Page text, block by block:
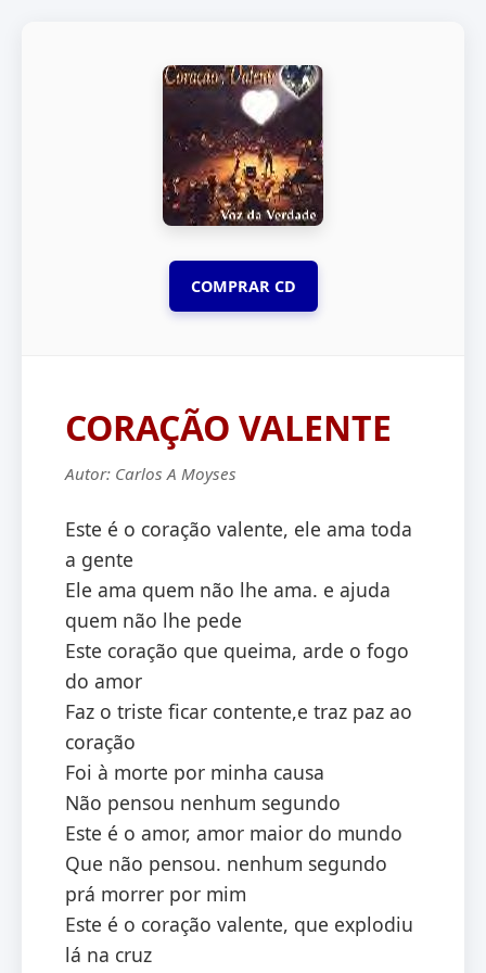
COMPRAR CD
CORAÇÃO VALENTE
Autor: Carlos A Moyses
Este é o coração valente, ele ama toda
a gente
Ele ama quem não lhe ama. e ajuda
quem não lhe pede
Este coração que queima, arde o fogo
do amor
Faz o triste ficar contente,e traz paz ao
coração
Foi à morte por minha causa
Não pensou nenhum segundo
Este é o amor, amor maior do mundo
Que não pensou. nenhum segundo
prá morrer por mim
Este é o coração valente, que explodiu
lá na cruz